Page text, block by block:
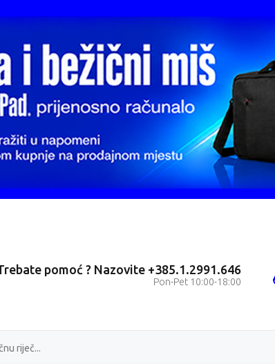
pomoć ? Nazovite +385.1.2991.646
Pon-Pet 10:00-18:00